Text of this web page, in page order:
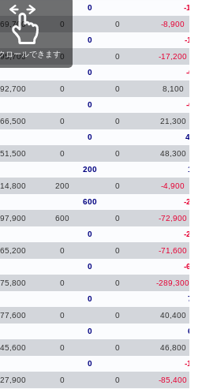
0
-
0 0 -8,900
0
-
0 0 -17,200
0
-
0 0 8,100
0
-
0 0 21,300
0
0 0 48,300
200
200 0 -4,900
600
-
600 0 -72,900
0
-
0 0 -71,600
0
-
0 0 -289,300
0
0 0 40,400
0
0 0 46,800
0
-
0 0 -85,400
ロールできます